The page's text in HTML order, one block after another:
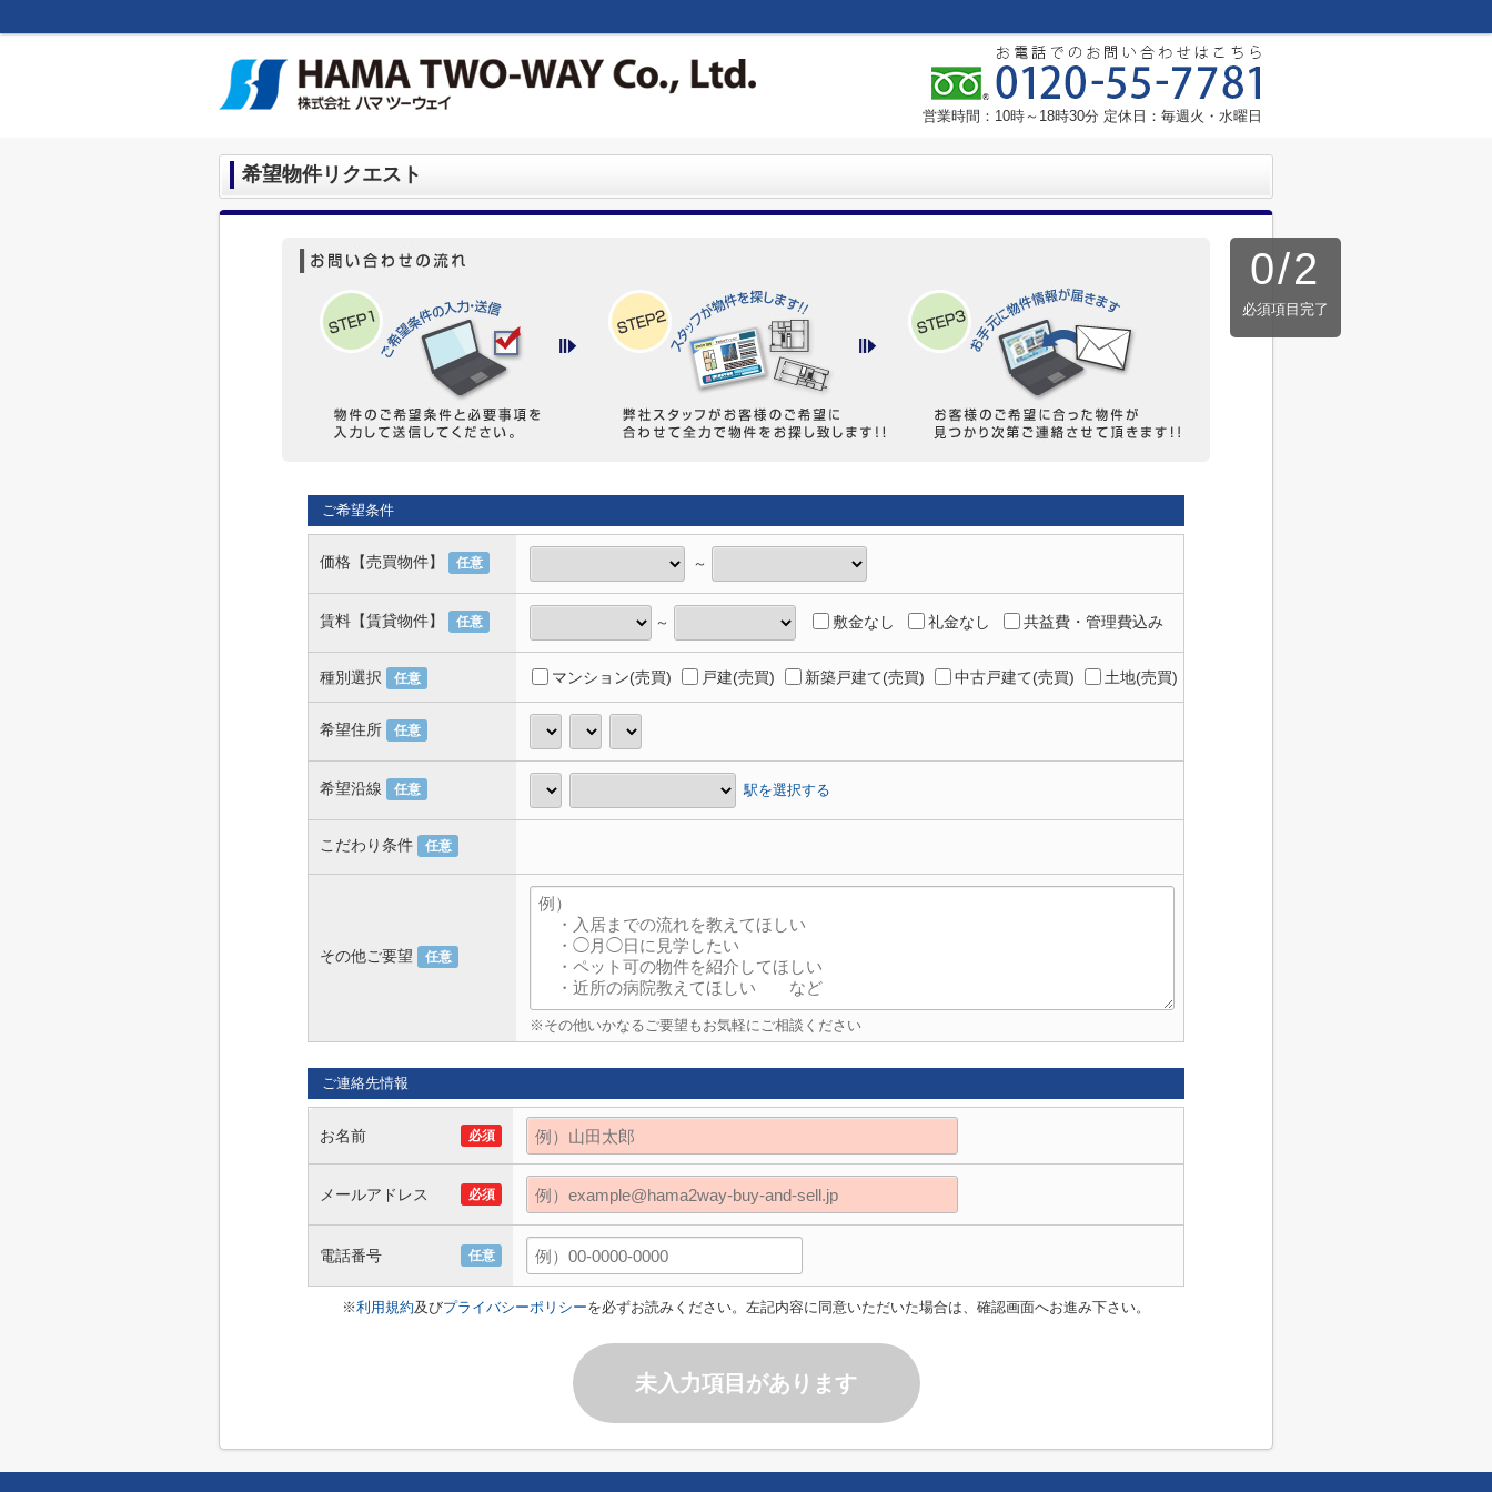
営業時間：10時～18時30分 定休日：毎週火・水曜日
希望物件リクエスト
0/2
必須項目完了
ご希望条件
価格【売買物件】 任意 ～
賃料【賃貸物件】 任意 ～ 敷金なし 礼金なし 共益費・管理費込み
種別選択 任意 マンション(売買) 戸建(売買) 新築戸建て(売買) 中古戸建て(売買) 土地(売買)
希望住所 任意
希望沿線 任意 駅を選択する
こだわり条件 任意
その他ご要望 任意
※その他いかなるご要望もお気軽にご相談ください
ご連絡先情報
お名前 必須
メールアドレス 必須
電話番号 任意
※利用規約及びプライバシーポリシーを必ずお読みください。左記内容に同意いただいた場合は、確認画面へお進み下さい。
未入力項目があります